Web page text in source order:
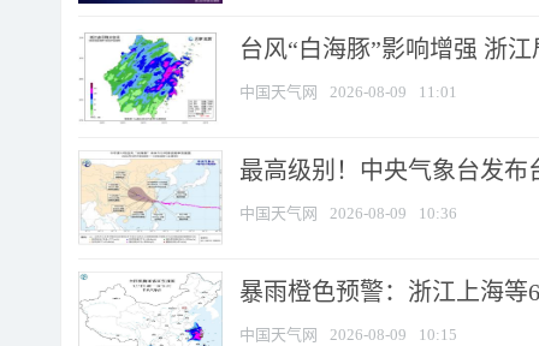
台风“白海豚”影响增强 浙
中国天气网 2026-08-09 11:01
最高级别！中央气象台发布
中国天气网 2026-08-09 10:36
暴雨橙色预警：浙江上海等
中国天气网 2026-08-09 10:15